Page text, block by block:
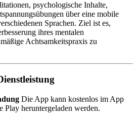
psychologische Inhalte,
über eine mobile
Sprachen. Ziel ist es,
ihres mentalen
Achtsamkeitspraxis zu
Die App kann kostenlos im App
Play heruntergeladen werden.